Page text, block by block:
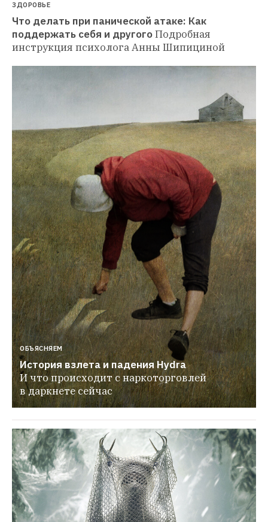
ЗДОРОВЬЕ
Что делать при панической атаке: Как
поддержать себя и другогоПодробная
инструкция психолога Анны Шипициной
ОБЪЯСНЯЕМ
История взлета и падения Hydra
И что происходит с наркоторговлей
в даркнете сейчас